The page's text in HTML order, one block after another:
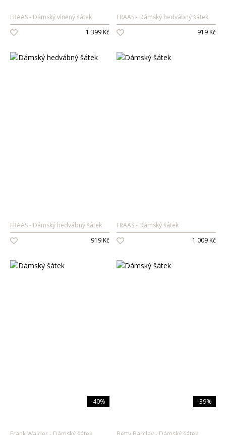
FRAAS
Dámský vlněný šátek
1 399 Kč
FRAAS
Dámský hedvábný šátek
919 Kč
FRAAS
Dámský hedvábný šátek
919 Kč
FRAAS
Dámský šátek
1 009 Kč
-40% -39%